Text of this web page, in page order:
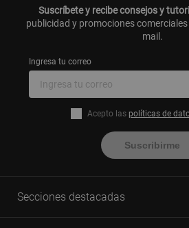
Suscríbete y recibe consejos y
publicidad y promociones
mail.
Ingresa tu correo
Acepto las políticas de
Suscribirme
Secciones destacadas